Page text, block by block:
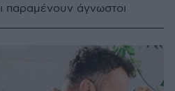
παραμένουν άγνωστοι